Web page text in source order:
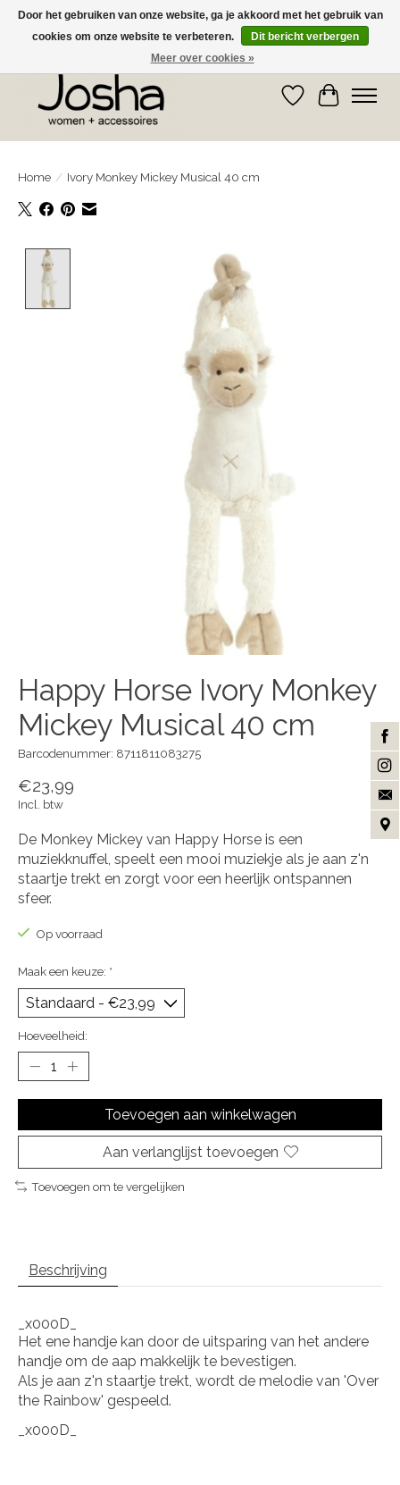
GRATIS OPHALEN IN DE WINKEL EN GRATIS VERZENDING VANAF € 75,00
Verlanglijst
Home / Ivory Monkey Mickey Musical 40 cm
Product image slideshow Items
Happy Horse Ivory Monkey
Mickey Musical 40 cm
Barcodenummer: 8711811083275
€23,99
Incl. btw
De Monkey Mickey van Happy Horse is een
muziekknuffel, speelt een mooi muziekje als je aan z'n
staartje trekt en zorgt voor een heerlijk ontspannen
sfeer.
Op voorraad
Maak een keuze: *
Hoeveelheid:
Toevoegen aan winkelwagen
Aan verlanglijst toevoegen
Toevoegen om te vergelijken
Beschrijving
_x000D_
Het ene handje kan door de uitsparing van het andere
handje om de aap makkelijk te bevestigen.
Als je aan z'n staartje trekt, wordt de melodie van 'Over
the Rainbow' gespeeld.
_x000D_
Door het gebruiken van onze website, ga je akkoord met het gebruik van
cookies om onze website te verbeteren.
Dit bericht verbergen
Meer over cookies »